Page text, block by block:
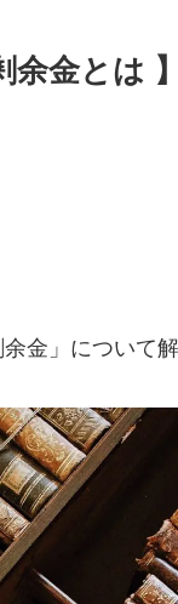
余金とは
金」について解